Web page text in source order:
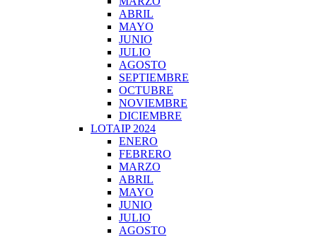
ABRIL
MAYO
JUNIO
JULIO
AGOSTO
SEPTIEMBRE
OCTUBRE
NOVIEMBRE
DICIEMBRE
LOTAIP 2024
ENERO
FEBRERO
MARZO
ABRIL
MAYO
JUNIO
JULIO
AGOSTO